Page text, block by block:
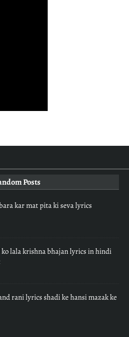
Posts
kar mat pita ki seva lyrics
ko lala krishna bhajan lyrics in hindi
rani lyrics shadi ke hansi mazak ke